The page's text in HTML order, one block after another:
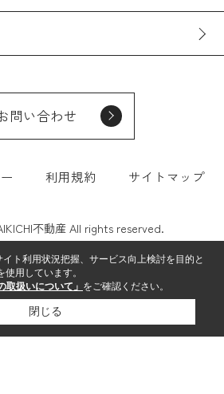
問い合わせ
利用規約 サイトマップ
不動産 All rights reserved.
ト利用状況把握、サービス向上検討を目的と
用しています。
取扱いについて」 をご確認ください。
閉じる